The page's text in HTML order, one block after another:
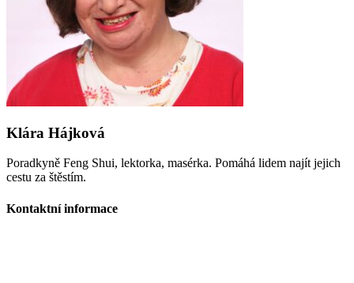
Klára Hájková
Poradkyně Feng Shui, lektorka, masérka. Pomáhá lidem najít jejich
cestu za štěstím.
Kontaktní informace